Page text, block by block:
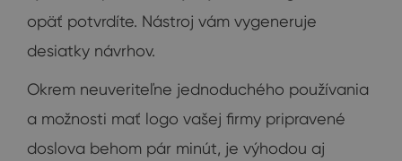
opäť potvrdíte. Nástroj vám vygeneruje
desiatky návrhov.
Okrem neuveriteľne jednoduchého používania
a možnosti mať logo vašej firmy pripravené
doslova behom pár minút, je výhodou aj